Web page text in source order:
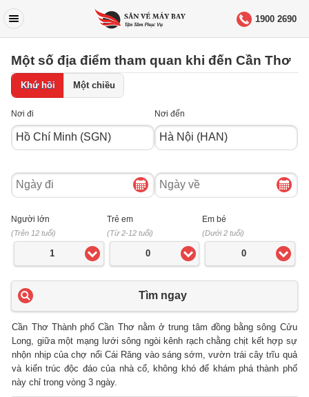
1900 2690
Một số địa điểm tham quan khi đến Cần Thơ
Khứ hồi Một chiều
Nơi đi Nơi đến
Ngày
đi
Ngày
về
Người lớn
(Trên 12 tuổi)
1
Trẻ em
(Từ 2-12 tuổi)
0
Em bé
(Dưới 2 tuổi)
0
Tìm ngay
Cần Thơ Thành phố Cần Thơ nằm ở trung tâm đồng bằng sông Cửu
Long, giữa một mạng lưới sông ngòi kênh rạch chằng chịt kết hợp sự
nhộn nhịp của chợ nổi Cái Răng vào sáng sớm, vườn trái cây trĩu quả
và kiến trúc độc đáo của nhà cổ, không khó để khám phá thành phố
này chỉ trong vòng 3 ngày.